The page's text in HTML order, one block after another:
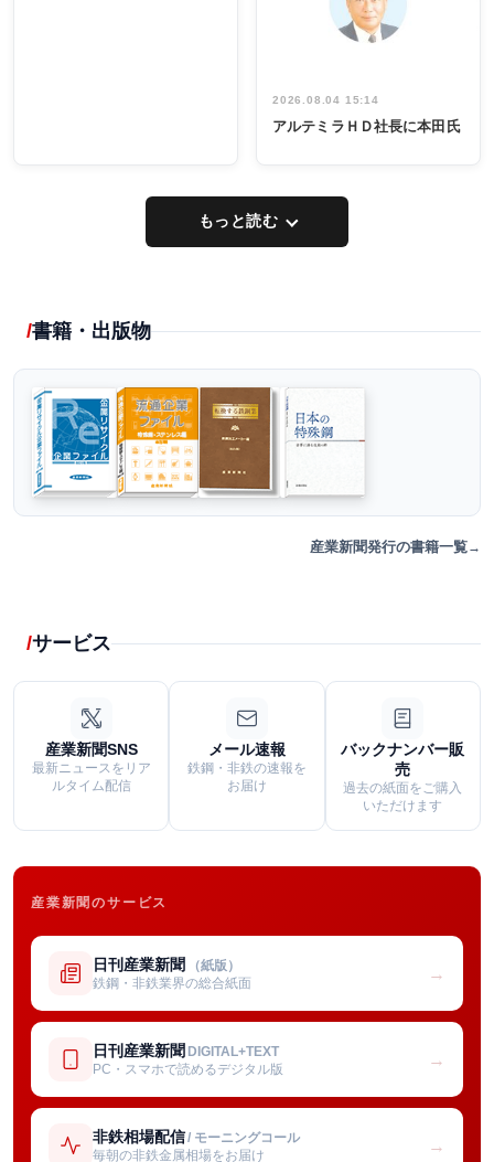
2026.08.04 15:14
アルテミラＨＤ社長に本田氏
もっと読む
書籍・出版物
産業新聞発行の書籍一覧
サービス
産業新聞SNS
最新ニュースをリア
ルタイム配信
メール速報
鉄鋼・非鉄の速報を
お届け
バックナンバー販
売
過去の紙面をご購入
いただけます
産業新聞のサービス
日刊産業新聞 （紙版）
鉄鋼・非鉄業界の総合紙面
→
日刊産業新聞 DIGITAL+TEXT
PC・スマホで読めるデジタル版
→
非鉄相場配信/ モーニングコール
毎朝の非鉄金属相場をお届け
→